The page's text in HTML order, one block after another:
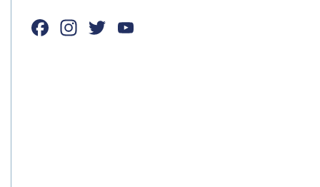
Facebook
Instagram
Twitter